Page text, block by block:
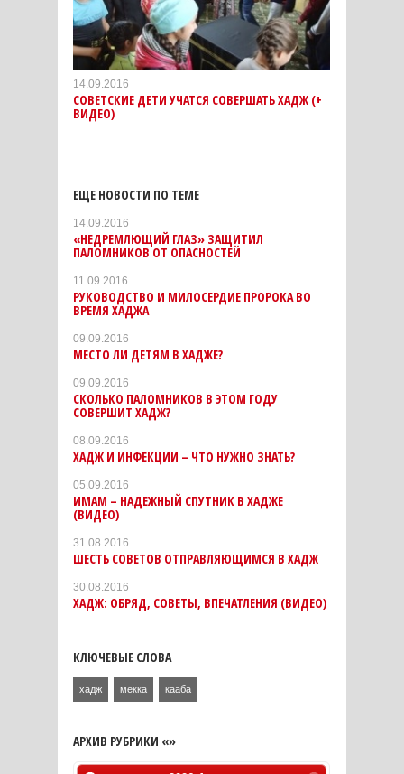
14.09.2016
СОВЕТСКИЕ ДЕТИ УЧАТСЯ СОВЕРШАТЬ ХАДЖ (+
ВИДЕО)
ЕЩЕ НОВОСТИ ПО ТЕМЕ
14.09.2016
«НЕДРЕМЛЮЩИЙ ГЛАЗ» ЗАЩИТИЛ
ПАЛОМНИКОВ ОТ ОПАСНОСТЕЙ
11.09.2016
РУКОВОДСТВО И МИЛОСЕРДИЕ ПРОРОКА ВО
ВРЕМЯ ХАДЖА
09.09.2016
МЕСТО ЛИ ДЕТЯМ В ХАДЖЕ?
09.09.2016
СКОЛЬКО ПАЛОМНИКОВ В ЭТОМ ГОДУ
СОВЕРШИТ ХАДЖ?
08.09.2016
ХАДЖ И ИНФЕКЦИИ – ЧТО НУЖНО ЗНАТЬ?
05.09.2016
ИМАМ – НАДЕЖНЫЙ СПУТНИК В ХАДЖЕ
(ВИДЕО)
31.08.2016
ШЕСТЬ СОВЕТОВ ОТПРАВЛЯЮЩИМСЯ В ХАДЖ
30.08.2016
ХАДЖ: ОБРЯД, СОВЕТЫ, ВПЕЧАТЛЕНИЯ (ВИДЕО)
КЛЮЧЕВЫЕ СЛОВА
хадж мекка кааба
АРХИВ РУБРИКИ «»